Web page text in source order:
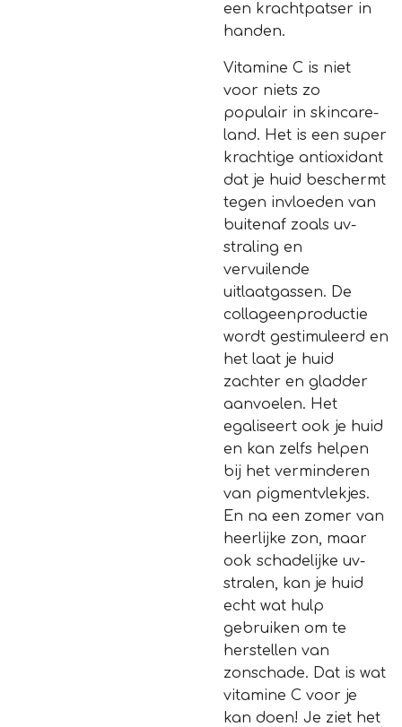
een krachtpatser in
handen.
Vitamine C is niet
voor niets zo
populair in skincare-
land. Het is een super
krachtige antioxidant
dat je huid beschermt
tegen invloeden van
buitenaf zoals uv-
straling en
vervuilende
uitlaatgassen. De
collageenproductie
wordt gestimuleerd en
het laat je huid
zachter en gladder
aanvoelen. Het
egaliseert ook je huid
en kan zelfs helpen
bij het verminderen
van pigmentvlekjes.
En na een zomer van
heerlijke zon, maar
ook schadelijke uv-
stralen, kan je huid
echt wat hulp
gebruiken om te
herstellen van
zonschade. Dat is wat
vitamine C voor je
kan doen! Je ziet het